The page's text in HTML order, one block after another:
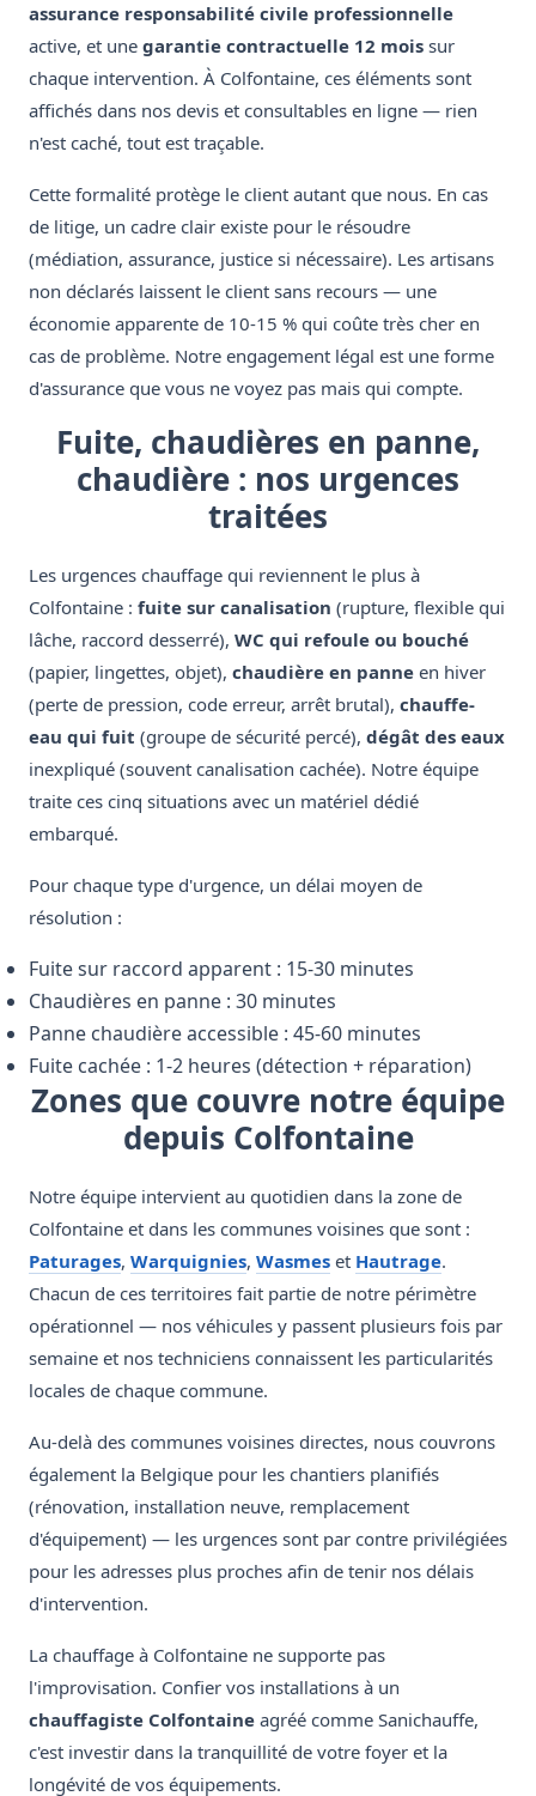
assurance responsabilité civile professionnelle
active, et une garantie contractuelle 12 mois sur
chaque intervention. À Colfontaine, ces éléments sont
affichés dans nos devis et consultables en ligne — rien
n'est caché, tout est traçable.
Cette formalité protège le client autant que nous. En cas
de litige, un cadre clair existe pour le résoudre
(médiation, assurance, justice si nécessaire). Les artisans
non déclarés laissent le client sans recours — une
économie apparente de 10-15 % qui coûte très cher en
cas de problème. Notre engagement légal est une forme
d'assurance que vous ne voyez pas mais qui compte.
Fuite, chaudières en panne,
chaudière : nos urgences
traitées
Les urgences chauffage qui reviennent le plus à
Colfontaine : fuite sur canalisation (rupture, flexible qui
lâche, raccord desserré), WC qui refoule ou bouché
(papier, lingettes, objet), chaudière en panne en hiver
(perte de pression, code erreur, arrêt brutal), chauffe-
eau qui fuit (groupe de sécurité percé), dégât des eaux
inexpliqué (souvent canalisation cachée). Notre équipe
traite ces cinq situations avec un matériel dédié
embarqué.
Pour chaque type d'urgence, un délai moyen de
résolution :
Fuite sur raccord apparent : 15-30 minutes
Chaudières en panne : 30 minutes
Panne chaudière accessible : 45-60 minutes
Fuite cachée : 1-2 heures (détection + réparation)
Zones que couvre notre équipe
depuis Colfontaine
Notre équipe intervient au quotidien dans la zone de
Colfontaine et dans les communes voisines que sont :
Paturages, Warquignies, Wasmes et Hautrage.
Chacun de ces territoires fait partie de notre périmètre
opérationnel — nos véhicules y passent plusieurs fois par
semaine et nos techniciens connaissent les particularités
locales de chaque commune.
Au-delà des communes voisines directes, nous couvrons
également la Belgique pour les chantiers planifiés
(rénovation, installation neuve, remplacement
d'équipement) — les urgences sont par contre privilégiées
pour les adresses plus proches afin de tenir nos délais
d'intervention.
La chauffage à Colfontaine ne supporte pas
l'improvisation. Confier vos installations à un
chauffagiste Colfontaine agréé comme Sanichauffe,
c'est investir dans la tranquillité de votre foyer et la
longévité de vos équipements.